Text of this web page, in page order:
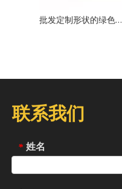
批发定制形状的绿色丙烯酸镜高亮度镜头面板，用于手工艺品展示和装饰
联系我们
* 姓名